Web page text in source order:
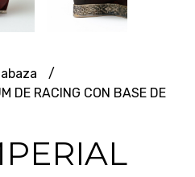
DE RACING CON BASE DE